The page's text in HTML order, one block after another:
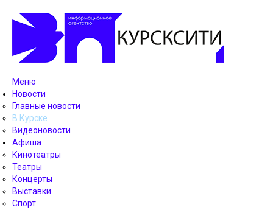
Меню
Новости
Главные новости
В Курске
Видеоновости
Афиша
Кинотеатры
Театры
Концерты
Выставки
Спорт